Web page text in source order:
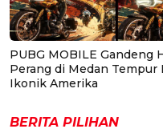
PUBG MOBILE Gandeng
Perang di Medan
Ikonik Amerika
BERITA PILIHAN